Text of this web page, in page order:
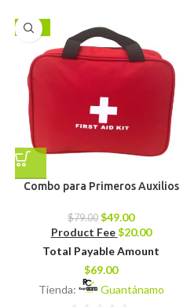
5
-38%
Combo para Primeros Auxilios
$79.00 $49.00
Product Fee $20.00
Total Payable Amount
$69.00
Tienda:
Guantánamo